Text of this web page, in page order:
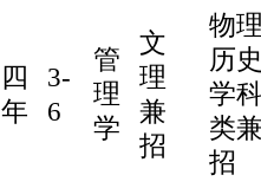
四
年
3-
6
管
理
学
文
理
兼
招
物
历
学
类
招